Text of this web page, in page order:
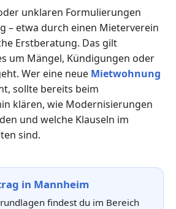
unklaren Formulierungen
– etwa durch einen Mieterverein
Erstberatung. Das gilt
um Mängel, Kündigungen oder
Wer eine neue Mietwohnung
sollte bereits beim
klären, wie Modernisierungen
und welche Klauseln im
sind.
in Mannheim
findest du im Bereich